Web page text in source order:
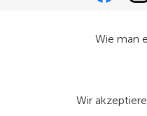
Wie man
Wir